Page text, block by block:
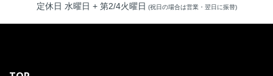
定休日 水曜日 + 第2/4火曜日 (祝日の場合は営業・翌日に振替)